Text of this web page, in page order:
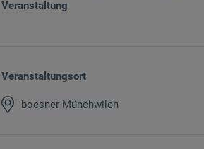
Veranstaltung
Veranstaltungsort
boesner Münchwilen